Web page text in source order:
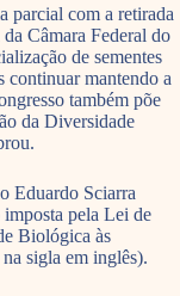
parcial com a retirada
Câmara Federal do
de sementes
continuar mantendo a
também põe
da Diversidade
Eduardo Sciarra
pela Lei de
Biológica às
sigla em inglês).